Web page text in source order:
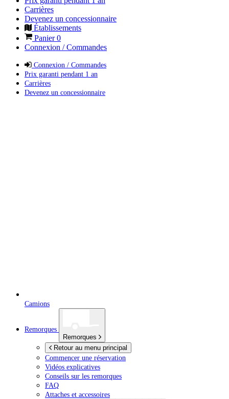
Carrières
Devenez un concessionnaire
Établissements
Panier0
Connexion / Commandes
Connexion / Commandes
Prix garanti pendant 1 an
Carrières
Devenez un concessionnaire
Camions
Remorques
Remorques
Retour au menu principal
Commencer une réservation
Vidéos explicatives
Conseils sur les remorques
FAQ
Attaches et accessoires